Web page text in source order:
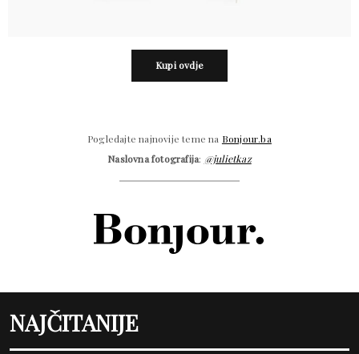
Kupi ovdje
Pogledajte najnovije teme na Bonjour.ba
Naslovna fotografija: @julietkaz
NAJČITANIJE